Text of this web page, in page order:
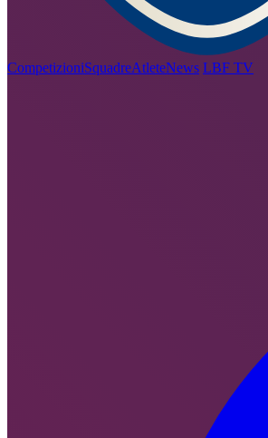
CompetizioniSquadreAtleteNews LBF TV